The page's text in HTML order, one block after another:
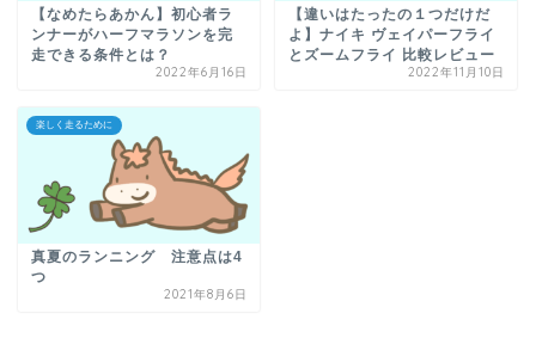
【なめたらあかん】初心者ラ
ンナーがハーフマラソンを完
走できる条件とは？
2022年6月16日
【違いはたったの１つだけだ
よ】ナイキ ヴェイパーフライ
とズームフライ 比較レビュー
2022年11月10日
楽しく走るために
真夏のランニング 注意点は4
つ
2021年8月6日